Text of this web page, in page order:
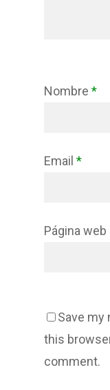
Nombre *
Email *
Página web
Save my
this
comment.